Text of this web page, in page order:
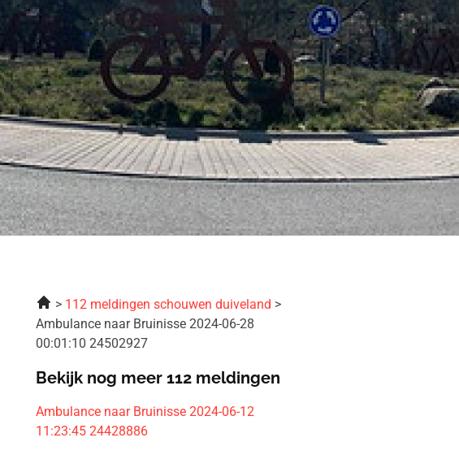
112 meldingen schouwen duiveland
Ambulance naar Bruinisse 2024-06-28
00:01:10 24502927
Bekijk nog meer 112 meldingen
Ambulance naar Bruinisse 2024-06-12
11:23:45 24428886